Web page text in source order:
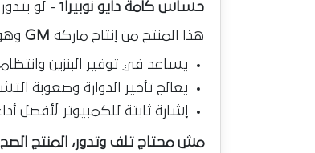
حساس كامة دايو نوبيرا1 - لو
هذا المنتج من إنتاج ماركة GM
يساعد في توفير البنزين
يعالج تأخير الدوارة وصعوبة
إشارة ثابتة للكمبيوتر لأفضل
مش محتاج تلف وتدور، المنتج